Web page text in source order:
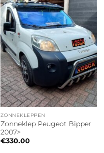
ZONNEKLEPPEN
Zonneklep Peugeot Bipper
2007>
€330.00